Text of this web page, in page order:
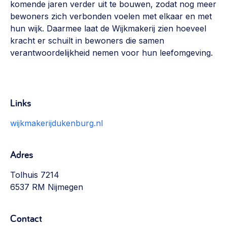
komende jaren verder uit te bouwen, zodat nog meer
bewoners zich verbonden voelen met elkaar en met
hun wijk. Daarmee laat de Wijkmakerij zien hoeveel
kracht er schuilt in bewoners die samen
verantwoordelijkheid nemen voor hun leefomgeving.
Links
wijkmakerijdukenburg.nl
Adres
Tolhuis 7214
6537 RM Nijmegen
Contact